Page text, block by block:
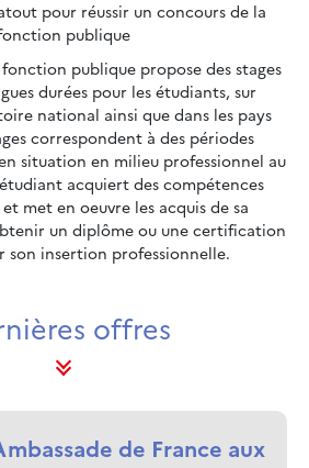
pour réussir un concours de la
publique
fonction publique propose des stages
durées pour les étudiants, sur
national ainsi que dans les pays
correspondent à des périodes
situation en milieu professionnel au
acquiert des compétences
met en oeuvre les acquis de sa
un diplôme ou une certification
son insertion professionnelle.
offres
de France aux